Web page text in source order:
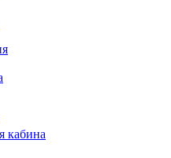
кабина